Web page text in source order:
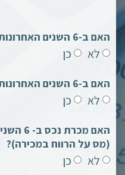
האם ב-6 השנים האחרונות החלפת עבודות?
לא כן
האם ב-6 השנים האחרונות נולד לך ילד/ה?
לא כן
האם
(מס על הרווח במכירה)?
לא כן